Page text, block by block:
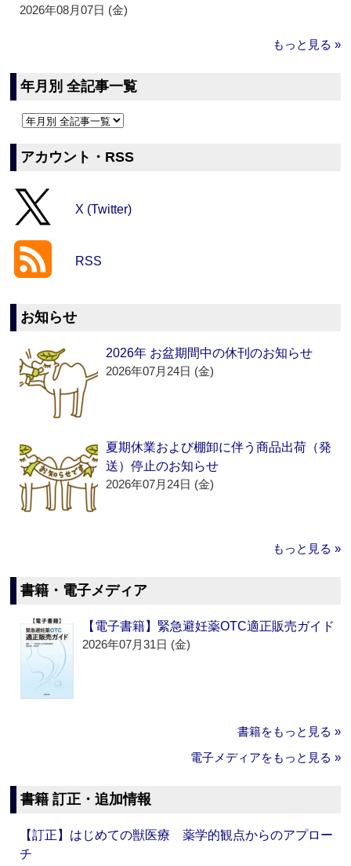
2026年08月07日 (金)
もっと見る »
年月別 全記事一覧
アカウント・RSS
X (Twitter)
RSS
お知らせ
2026年 お盆期間中の休刊のお知らせ
2026年07月24日 (金)
夏期休業および棚卸に伴う商品出荷（発
送）停止のお知らせ
2026年07月24日 (金)
もっと見る »
書籍・電子メディア
【電子書籍】緊急避妊薬OTC適正販売ガイド
2026年07月31日 (金)
書籍をもっと見る »
電子メディアをもっと見る »
書籍 訂正・追加情報
【訂正】はじめての獣医療 薬学的観点からのアプロー
チ